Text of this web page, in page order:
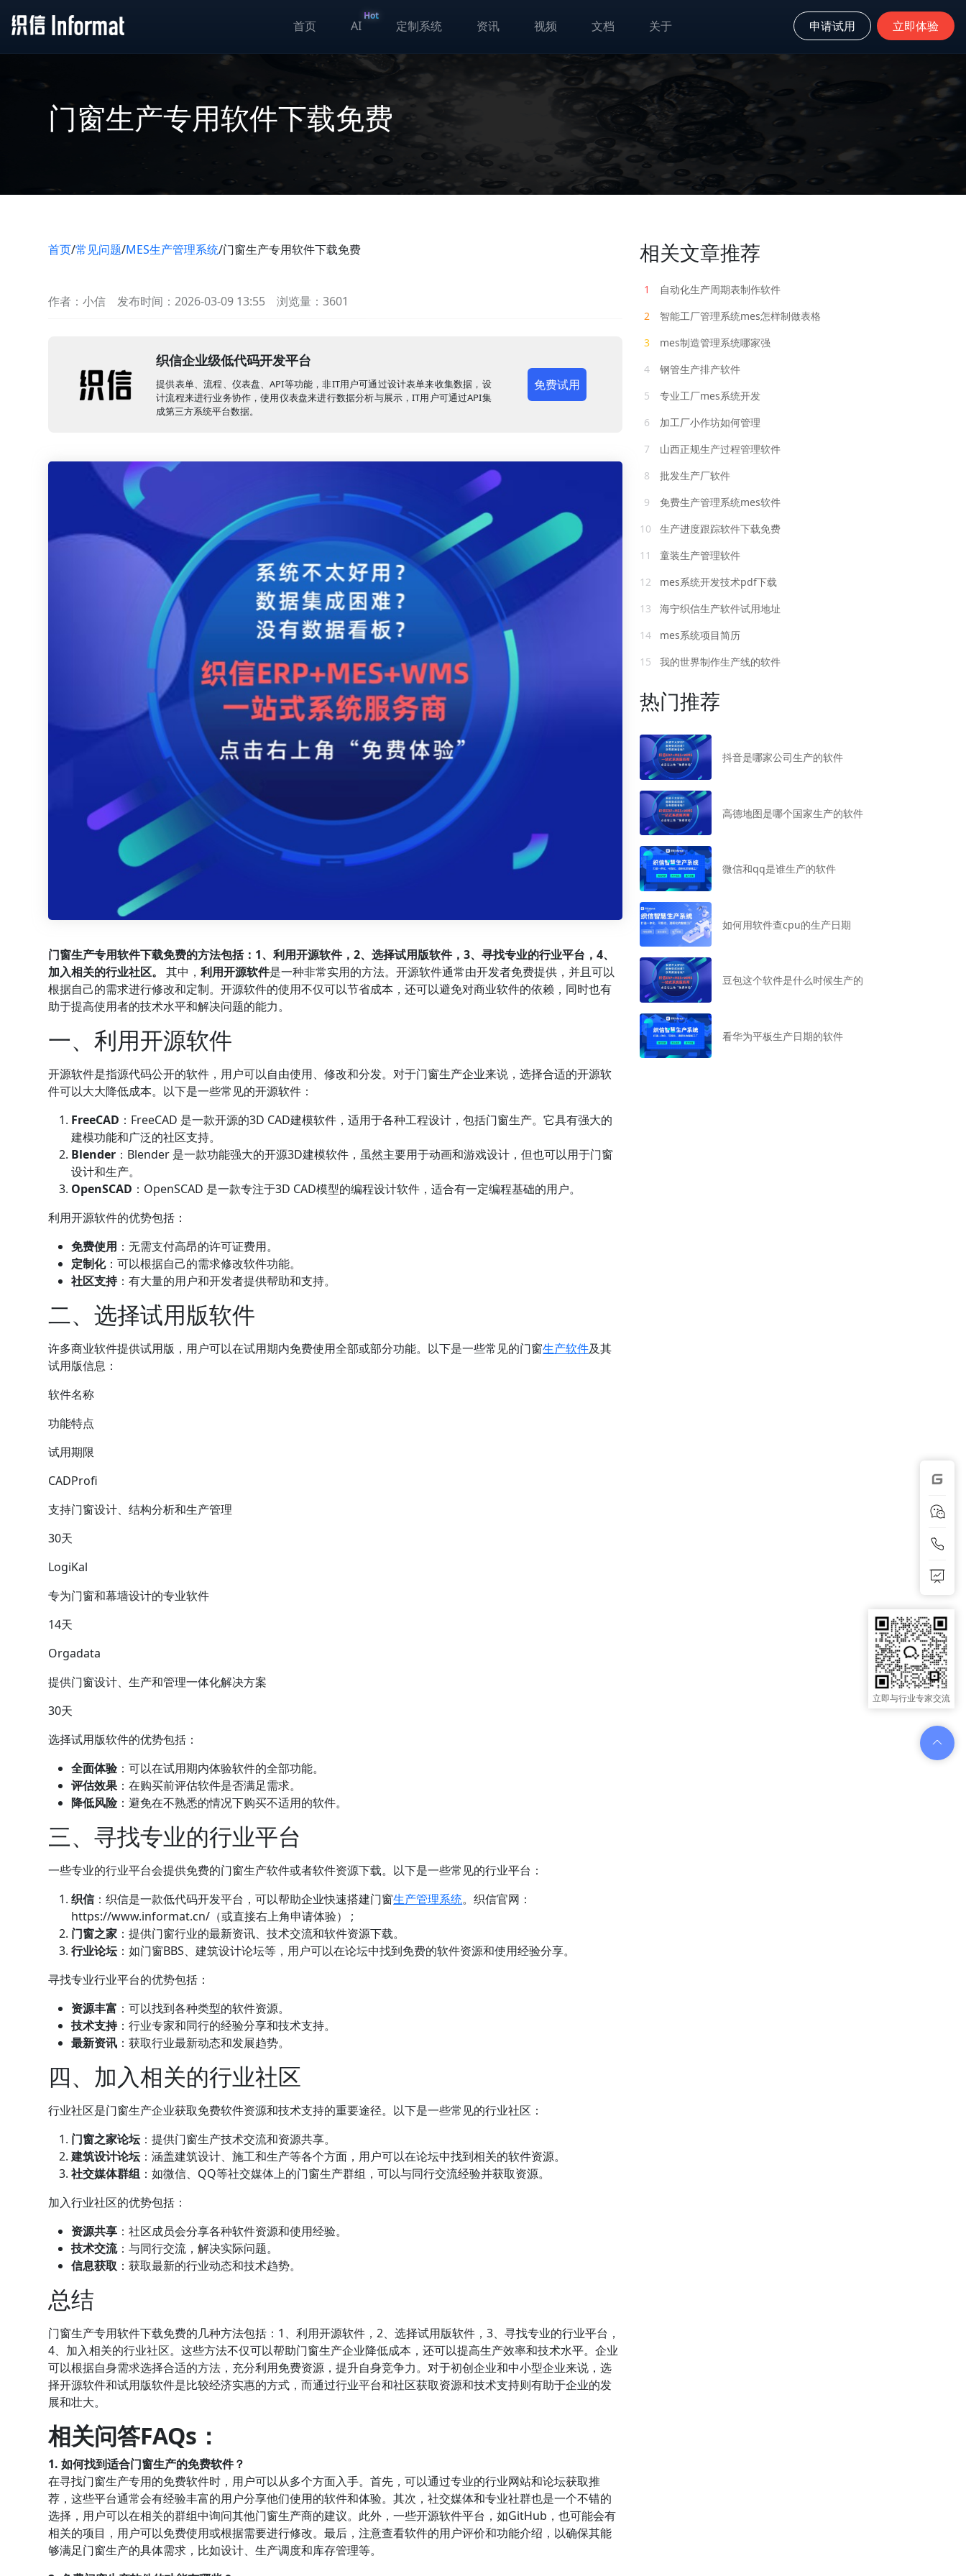
首页 AI
Hot
定制系统 资讯 视频 文档 关于 申请试用 立即体验
门窗生产专用软件下载免费
首页/常见问题/MES生产管理系统/门窗生产专用软件下载免费
作者：小信 发布时间：2026-03-09 13:55 浏览量：3601
织信企业级低代码开发平台
提供表单、流程、仪表盘、API等功能，非IT用户可通过设计表单来收集数据，设
计流程来进行业务协作，使用仪表盘来进行数据分析与展示，IT用户可通过API集
成第三方系统平台数据。
免费试用
门窗生产专用软件下载免费的方法包括：1、利用开源软件，2、选择试用版软件，3、寻找专业的行业平台，4、
加入相关的行业社区。
其中，利用开源软件是一种非常实用的方法。开源软件通常由开发者免费提供，并且可以
根据自己的需求进行修改和定制。开源软件的使用不仅可以节省成本，还可以避免对商业软件的依赖，同时也有
助于提高使用者的技术水平和解决问题的能力。
一、利用开源软件
开源软件是指源代码公开的软件，用户可以自由使用、修改和分发。对于门窗生产企业来说，选择合适的开源软
件可以大大降低成本。以下是一些常见的开源软件：
FreeCAD ：FreeCAD 是一款开源的3D CAD建模软件，适用于各种工程设计，包括门窗生产。它具有强大的
建模功能和广泛的社区支持。
Blender ：Blender 是一款功能强大的开源3D建模软件，虽然主要用于动画和游戏设计，但也可以用于门窗
设计和生产。
OpenSCAD ：OpenSCAD 是一款专注于3D CAD模型的编程设计软件，适合有一定编程基础的用户。
利用开源软件的优势包括：
免费使用 ：无需支付高昂的许可证费用。
定制化：可以根据自己的需求修改软件功能。
社区支持：有大量的用户和开发者提供帮助和支持。
二、选择试用版软件
许多商业软件提供试用版，用户可以在试用期内免费使用全部或部分功能。以下是一些常见的门窗生产软件及其
试用版信息：
软件名称
功能特点
试用期限
CADProfi
支持门窗设计、结构分析和生产管理
30天
LogiKal
专为门窗和幕墙设计的专业软件
14天
Orgadata
提供门窗设计、生产和管理一体化解决方案
30天
选择试用版软件的优势包括：
全面体验：可以在试用期内体验软件的全部功能。
评估效果 ：在购买前评估软件是否满足需求。
降低风险：避免在不熟悉的情况下购买不适用的软件。
三、寻找专业的行业平台
一些专业的行业平台会提供免费的门窗生产软件或者软件资源下载。以下是一些常见的行业平台：
织信：织信是一款低代码开发平台，可以帮助企业快速搭建门窗生产管理系统。织信官网：
https://www.informat.cn/（或直接右上角申请体验） ;
门窗之家 ：提供门窗行业的最新资讯、技术交流和软件资源下载。
行业论坛：如门窗BBS、建筑设计论坛等，用户可以在论坛中找到免费的软件资源和使用经验分享。
寻找专业行业平台的优势包括：
资源丰富 ：可以找到各种类型的软件资源。
技术支持：行业专家和同行的经验分享和技术支持。
最新资讯 ：获取行业最新动态和发展趋势。
四、加入相关的行业社区
行业社区是门窗生产企业获取免费软件资源和技术支持的重要途径。以下是一些常见的行业社区：
门窗之家论坛：提供门窗生产技术交流和资源共享。
建筑设计论坛：涵盖建筑设计、施工和生产等各个方面，用户可以在论坛中找到相关的软件资源。
社交媒体群组 ：如微信、QQ等社交媒体上的门窗生产群组，可以与同行交流经验并获取资源。
加入行业社区的优势包括：
资源共享 ：社区成员会分享各种软件资源和使用经验。
技术交流：与同行交流，解决实际问题。
信息获取 ：获取最新的行业动态和技术趋势。
总结
门窗生产专用软件下载免费的几种方法包括：1、利用开源软件，2、选择试用版软件，3、寻找专业的行业平台，
4、加入相关的行业社区。这些方法不仅可以帮助门窗生产企业降低成本，还可以提高生产效率和技术水平。企业
可以根据自身需求选择合适的方法，充分利用免费资源，提升自身竞争力。对于初创企业和中小型企业来说，选
择开源软件和试用版软件是比较经济实惠的方式，而通过行业平台和社区获取资源和技术支持则有助于企业的发
展和壮大。
相关问答FAQs：
1. 如何找到适合门窗生产的免费软件？
在寻找门窗生产专用的免费软件时，用户可以从多个方面入手。首先，可以通过专业的行业网站和论坛获取推
荐，这些平台通常会有经验丰富的用户分享他们使用的软件和体验。其次，社交媒体和专业社群也是一个不错的
选择，用户可以在相关的群组中询问其他门窗生产商的建议。此外，一些开源软件平台，如GitHub，也可能会有
相关的项目，用户可以免费使用或根据需要进行修改。最后，注意查看软件的用户评价和功能介绍，以确保其能
够满足门窗生产的具体需求，比如设计、生产调度和库存管理等。
相关文章推荐
1
自动化生产周期表制作软件
2
智能工厂管理系统mes怎样制做表格
3
mes制造管理系统哪家强
4
钢管生产排产软件
5
专业工厂mes系统开发
6
加工厂小作坊如何管理
7
山西正规生产过程管理软件
8
批发生产厂软件
9
免费生产管理系统mes软件
10
生产进度跟踪软件下载免费
11
童装生产管理软件
12
mes系统开发技术pdf下载
13
海宁织信生产软件试用地址
14
mes系统项目简历
15
我的世界制作生产线的软件
热门推荐
抖音是哪家公司生产的软件
高德地图是哪个国家生产的软件
微信和qq是谁生产的软件
如何用软件查cpu的生产日期
豆包这个软件是什么时候生产的
看华为平板生产日期的软件
立即与行业专家交流